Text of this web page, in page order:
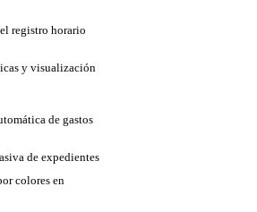
registro horario
y visualización
de gastos
de expedientes
colores en